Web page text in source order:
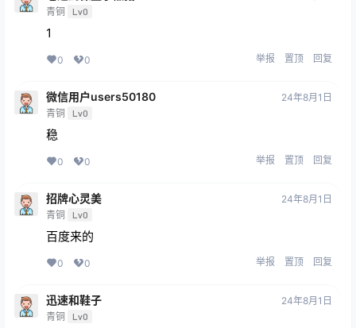
青铜 Lv0
1
0 0 举报 置顶 回复
微信用户users50180
青铜 Lv0
24年8月1日
稳
0 0 举报 置顶 回复
招牌心灵美
青铜 Lv0
24年8月1日
百度来的
0 0 举报 置顶 回复
迅速和鞋子
青铜 Lv0
24年8月1日